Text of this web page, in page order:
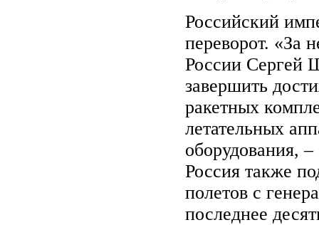
Российский
переворот. «За
России Сергей
завершить
ракетных
летательных
оборудования,
Россия также
полетов с
последнее